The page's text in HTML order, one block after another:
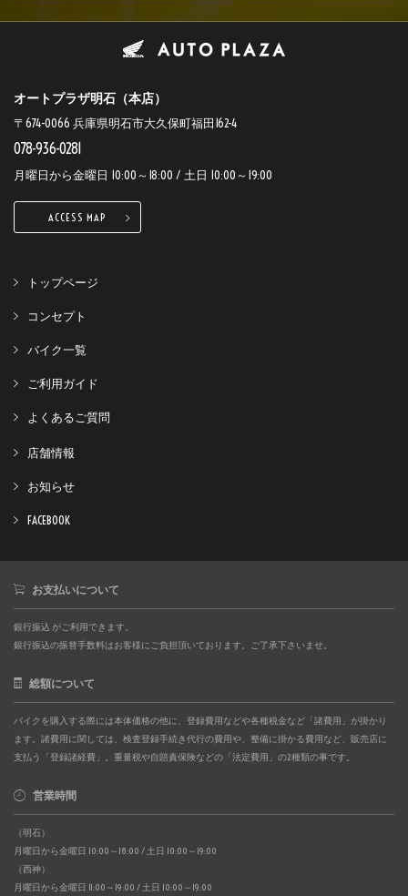
オートプラザ明石（本店）
〒674-0066 兵庫県明石市大久保町福田162-4
078-936-0281
月曜日から金曜日 10:00～18:00 / 土日 10:00～19:00
ACCESS MAP
トップページ
コンセプト
バイク一覧
ご利用ガイド
よくあるご質問
店舗情報
お知らせ
FACEBOOK
お支払いについて
銀行振込 がご利用できます。
銀行振込の振替手数料はお客様にご負担頂いております。ご了承下さいませ。
総額について
バイクを購入する際には本体価格の他に、登録費用などや各種税金など「諸費用」が掛かり
ます。諸費用に関しては、検査登録手続き代行の費用や、整備に掛かる費用など、販売店に
支払う「登録諸経費」。重量税や自賠責保険などの「法定費用」の2種類の事です。
営業時間
（明石）
月曜日から金曜日 10:00～18:00 / 土日 10:00～19:00
（西神）
月曜日から金曜日 11:00～19:00 / 土日 10:00～19:00